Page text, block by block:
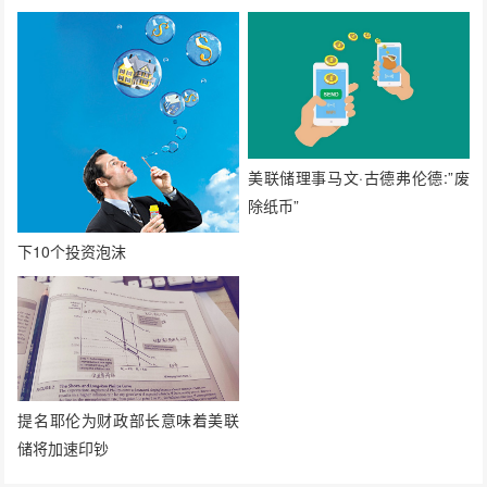
下10个投资泡沫
美联储理事马文·古德弗伦德:”废
除纸币”
提名耶伦为财政部长意味着美联
储将加速印钞